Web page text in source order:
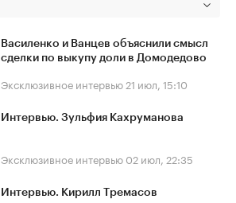
Василенко и Ванцев объяснили смысл
сделки по выкупу доли в Домодедово
Эксклюзивное интервью 21 июл, 15:10
Интервью. Зульфия Кахруманова
Эксклюзивное интервью 02 июл, 22:35
Интервью. Кирилл Тремасов